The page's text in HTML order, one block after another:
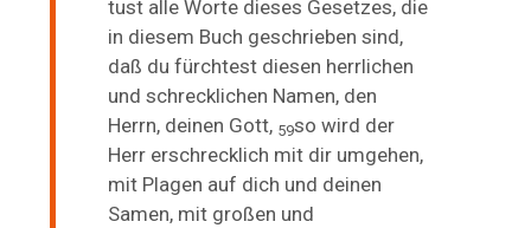
tust alle Worte dieses Gesetzes, die
in diesem Buch geschrieben sind,
daß du fürchtest diesen herrlichen
und schrecklichen Namen, den
Herrn, deinen Gott, 59so wird der
Herr erschrecklich mit dir umgehen,
mit Plagen auf dich und deinen
Samen, mit großen und